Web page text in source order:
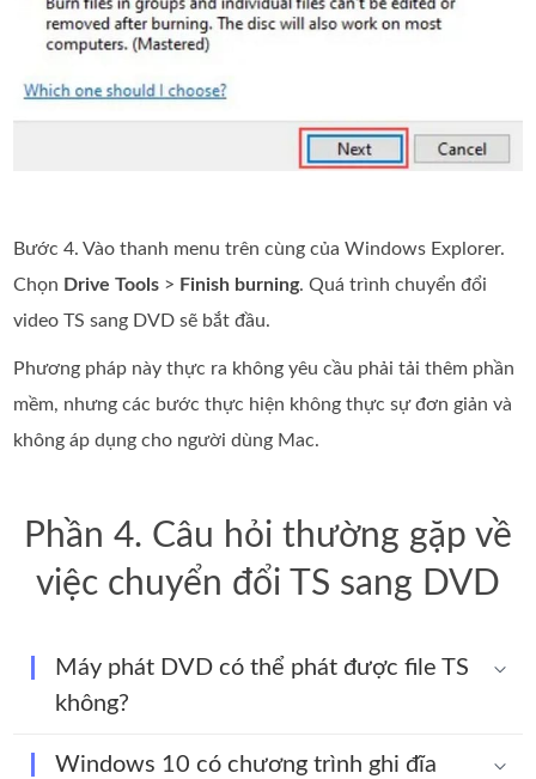
Bước 4. Vào thanh menu trên cùng của Windows Explorer.
Chọn Drive Tools > Finish burning. Quá trình chuyển đổi
video TS sang DVD sẽ bắt đầu.
Phương pháp này thực ra không yêu cầu phải tải thêm phần
mềm, nhưng các bước thực hiện không thực sự đơn giản và
không áp dụng cho người dùng Mac.
Phần 4. Câu hỏi thường gặp về
việc chuyển đổi TS sang DVD
Máy phát DVD có thể phát được file TS
không?
Windows 10 có chương trình ghi đĩa